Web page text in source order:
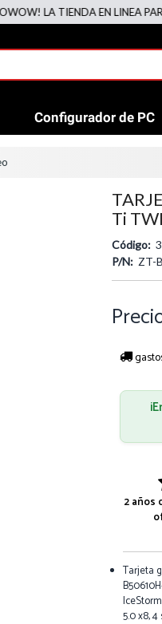
TIENDA EN LINEA PARA
Configurador de PC
Ti
Código:
P/N: ZT-
2 años
Tarjeta
5.0 x8,